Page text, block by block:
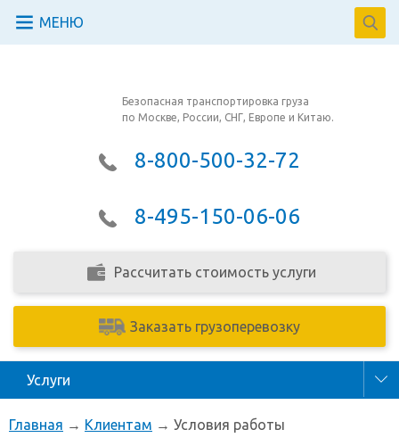
МЕНЮ
Безопасная транспортировка груза
по Москве, России, СНГ, Европе и Китаю.
8-800-500-32-72
8-495-150-06-06
Рассчитать стоимость услуги
Заказать грузоперевозку
Услуги
Главная → Клиентам → Условия работы